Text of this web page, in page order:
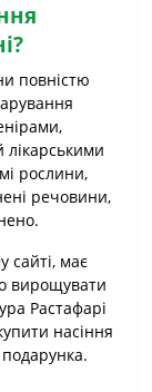
повністю
рослини,
речовини,
сайті, має
вирощувати
Растафарі
насіння